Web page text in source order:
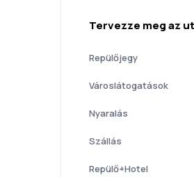
Tervezze meg az
Repülőjegy
Városlátogatások
Nyaralás
Szállás
Repülő+Hotel